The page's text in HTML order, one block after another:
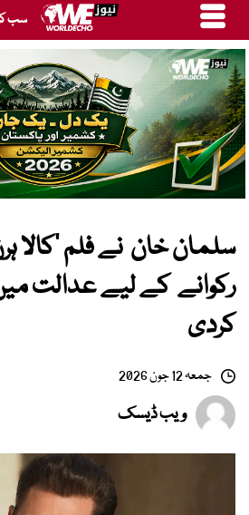
سب
سلمان خان نے فلم ’کالا
رکوانے کے لیے عدالت
کردی
جمعہ 12 جون 2026
ویب ڈیسک